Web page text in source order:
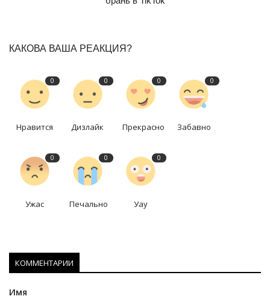
КАКОВА ВАША РЕАКЦИЯ?
0
Нравится
0
Дизлайк
0
Прекрасно
0
Забавно
0
Ужас
0
Печально
0
Уау
КОММЕНТАРИИ
Имя